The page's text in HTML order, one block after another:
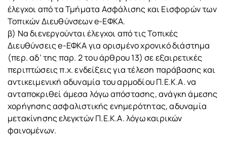
έλεγχοι από τα Τμήματα Ασφάλισης και Εισφορών των
Τοπικών Διευθύνσεων e-ΕΦΚΑ.
β) Να διενεργούνται έλεγχοι από τις Τοπικές
Διευθύνσεις e-ΕΦΚΑ για ορισμένο χρονικό διάστημα
(περ. αδ’ της παρ. 2 του άρθρου 13) σε εξαιρετικές
περιπτώσεις π.χ. ενδείξεις για τέλεση παράβασης και
αντικειμενική αδυναμία του αρμοδίου Π.Ε.Κ.Α. να
ανταποκριθεί άμεσα λόγω απόστασης, ανάγκη άμεσης
χορήγησης ασφαλιστικής ενημερότητας, αδυναμία
μετακίνησης ελεγκτών Π.Ε.Κ.Α. λόγω καιρικών
φαινομένων.